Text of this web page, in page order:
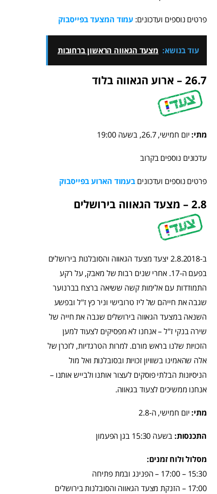
פרטים נוספים ועדכונים: עמוד המצעד בפייסבוק
עוד בנושא: מצעד הגאווה הראשון ברחובות
26.7 – ארוע הגאווה בלוד
מתי: יום חמישי, 26.7, בשעה 19:00
עדכונים נוספים בקרוב
פרטים נוספים ועדכונים בעמוד הארוע בפייסבוק
2.8 – מצעד הגאווה בירושלים
ב-2.8.2018 יצעד מצעד הגאווה והסובלנות בירושלים
בפעם ה-17. אחרי שנים רבות של מאבק, על רקע
התמודדות עם אלימות קשה ששיאה ברצח בברנוער
שגבה את חייהם של ליז טרובישי וניר כץ ז"ל ובפשע
השנאה במצעד הגאווה בירושלים שגבה את חייה של
שירה בנקי ז"ל – אנחנו לא מפסיקים לצעוד למען
הזכויות שלנו בראש מורם. למרות הטרגדיות, לזכרן של
אלה שהאמינו בשוויון זכויות ובסובלנות ואל מול
הניסיונות הבלתי פוסקים לעצור אותנו ולבייש אותנו –
אנחנו ממשיכים לצעוד בגאווה.
מתי: יום חמישי, ה-2.8
התכנסות: בשעה 15:30 בגן הפעמון
מסלול ולוח זמנים:
15:30 – 17:00 – הפנינג ובמת פתיחה
17:00 – הזנקת מצעד הגאווה והסובלנות בירושלים